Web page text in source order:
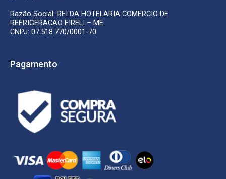
Razão Social: REI DA HOTELARIA COMERCIO DE
REFRIGERACAO EIRELI – ME.
CNPJ: 07.518.770/0001-70
Pagamento